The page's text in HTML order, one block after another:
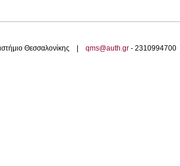
Θεσσαλονίκης | qms@auth.gr -